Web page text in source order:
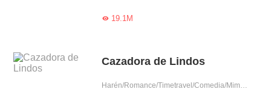
19.1M
Cazadora de Lindos
Harén/Romance/Timetravel/Comedia/Mimo exclusivo/Encuentro inesperado/Aventura de una noche/Fiel/Lindo/Adorable/Humorístico/Doble personalidad/Amor a primera vista